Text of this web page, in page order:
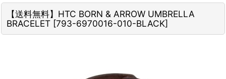
【送料無料】HTC BORN & ARROW UMBRELLA
BRACELET [793-6970016-010-BLACK]